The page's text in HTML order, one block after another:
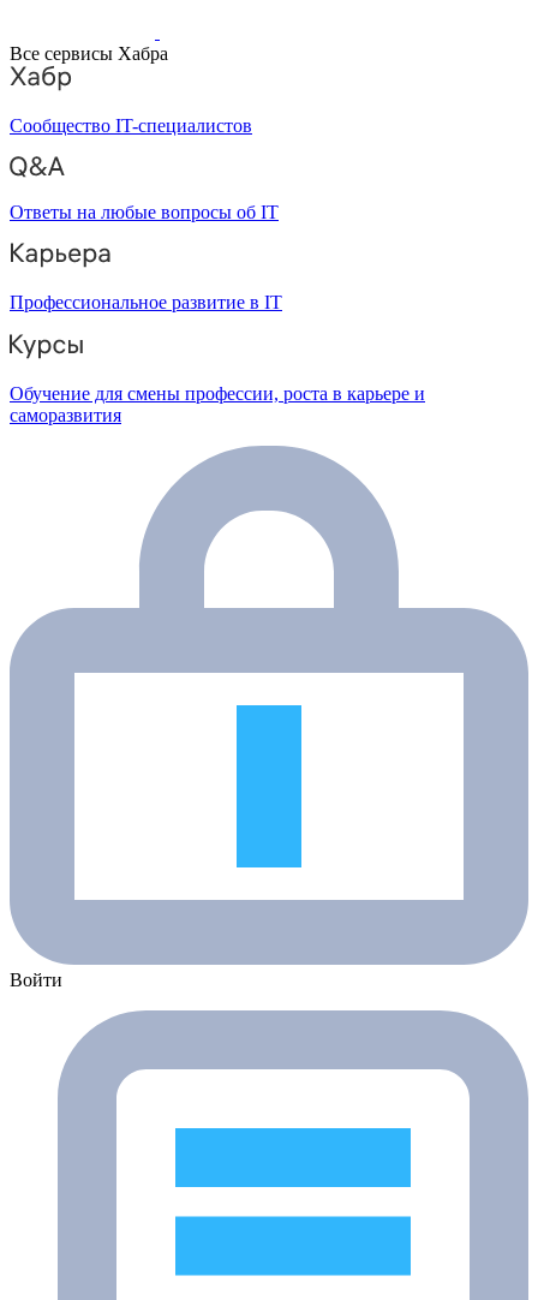
Все сервисы Хабра
Сообщество IT-специалистов
Ответы на любые вопросы об IT
Профессиональное развитие в IT
Обучение для смены профессии, роста в карьере и
саморазвития
Войти